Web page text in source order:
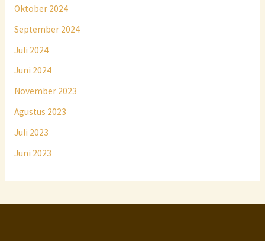
Oktober 2024
September 2024
Juli 2024
Juni 2024
November 2023
Agustus 2023
Juli 2023
Juni 2023